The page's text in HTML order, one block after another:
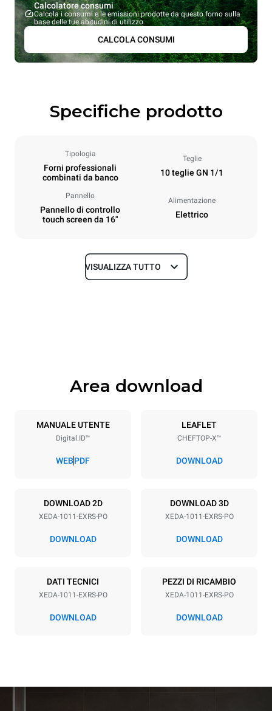
Calcolatore consumi
Calcola i consumi e le emissioni prodotte da questo forno sulla
base delle tue abitudini di utilizzo
CALCOLA CONSUMI
Specifiche prodotto
Tipologia
Forni professionali
combinati da banco
Teglie
10 teglie GN 1/1
Pannello
Pannello di controllo
touch screen da 16"
Alimentazione
Elettrico
Dimensioni
Specifiche teglia
10 GN 1/1
Passo teglie
380-415V 3N~ / 220-240V
3~
19,6 kW
50 / 60 Hz NON INCLUSO
dal forno. Le emissioni
VISUALIZZA TUTTO
Area download
MANUALE UTENTE
Digital.ID™
WEBPDF
LEAFLET
CHEFTOP-X™
DOWNLOAD
DOWNLOAD 2D
XEDA-1011-EXRS-PO
DOWNLOAD
DOWNLOAD 3D
XEDA-1011-EXRS-PO
DOWNLOAD
DATI TECNICI
XEDA-1011-EXRS-PO
DOWNLOAD
PEZZI DI RICAMBIO
XEDA-1011-EXRS-PO
DOWNLOAD